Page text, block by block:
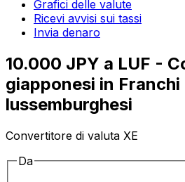
Grafici delle valute
Ricevi avvisi sui tassi
Invia denaro
10.000 JPY a LUF -
giapponesi in Franchi
lussemburghesi
Convertitore di valuta XE
Da